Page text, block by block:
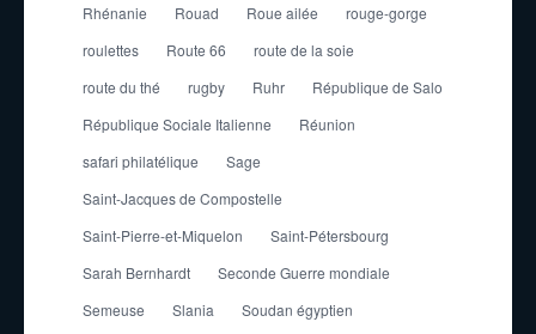
Rhénanie
Rouad Roue ailée
rouge-gorge
roulettes
Route 66
route de la soie
route du thé
rugby Ruhr
République de Salo
République Sociale Italienne
Réunion
safari philatélique
Sage
Saint-Jacques de Compostelle
Saint-Pierre-et-Miquelon
Saint-Pétersbourg
Sarah Bernhardt
Seconde Guerre mondiale
Semeuse
Slania
Soudan égyptien